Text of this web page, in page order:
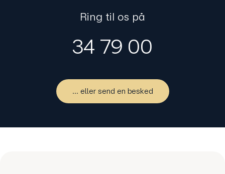
Ring til os på
34 79 00
... eller send en besked